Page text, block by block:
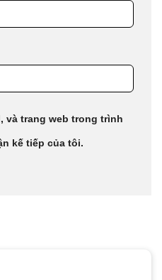
và trang web trong trình
kế tiếp của tôi.